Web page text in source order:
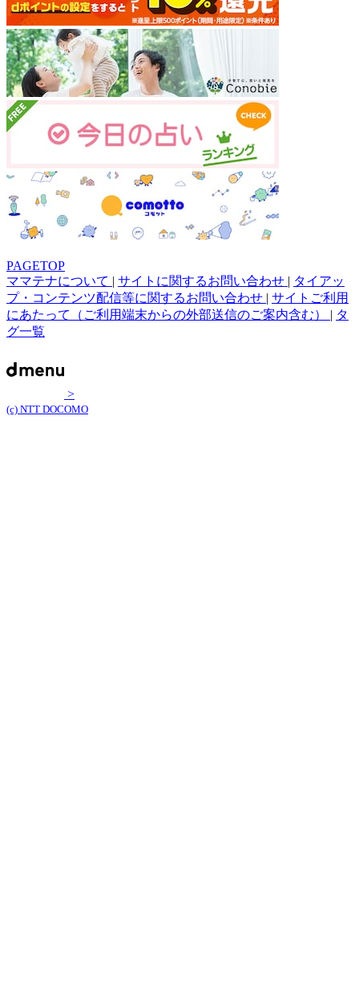
PAGETOP
ママテナについて | サイトに関するお問い合わせ | タイアッ
プ・コンテンツ配信等に関するお問い合わせ | サイトご利用
にあたって（ご利用端末からの外部送信のご案内含む） | タ
グ一覧
>
(c) NTT DOCOMO